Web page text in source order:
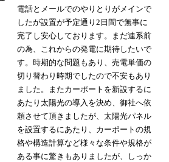
電話とメールでのやりとりがメインで
したが設置が予定通り2日間で無事に
完了し安心しております。まだ連系前
の為、これからの発電に期待したいで
す。時期的な問題もあり、売電単価の
切り替わり時期でしたので不安もあり
ました。またカーポートを新設するに
あたり太陽光の導入を決め、御社へ依
頼させて頂きましたが、太陽光パネル
を設置するにあたり、カーポートの規
格や構造計算など様々な条件や規格が
ある事に驚きもありましたが、しっか